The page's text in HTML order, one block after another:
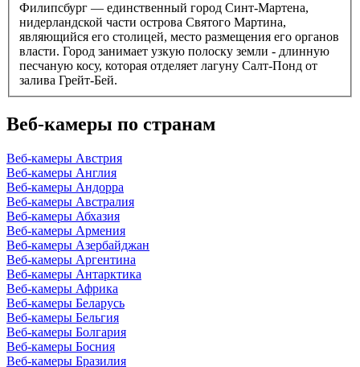
Филипсбург — единственный город Синт-Мартена,
нидерландской части острова Святого Мартина,
являющийся его столицей, место размещения его органов
власти. Город занимает узкую полоску земли - длинную
песчаную косу, которая отделяет лагуну Салт-Понд от
залива Грейт-Бей.
Веб-камеры по странам
Веб-камеры Австрия
Веб-камеры Англия
Веб-камеры Андорра
Веб-камеры Австралия
Веб-камеры Абхазия
Веб-камеры Армения
Веб-камеры Азербайджан
Веб-камеры Аргентина
Веб-камеры Антарктика
Веб-камеры Африка
Веб-камеры Беларусь
Веб-камеры Бельгия
Веб-камеры Болгария
Веб-камеры Босния
Веб-камеры Бразилия